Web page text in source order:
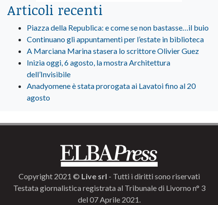
Articoli recenti
Piazza della Republica: e come se non bastasse…il buio
Continuano gli appuntamenti per l’estate in biblioteca
A Marciana Marina stasera lo scrittore Olivier Guez
Inizia oggi, 6 agosto, la mostra Architettura
dell’Invisibile
Anadyomene è stata prorogata ai Lavatoi fino al 20
agosto
Copyright 2021 © Live srl - Tutti i diritti sono riservati
Testata giornalistica registrata al Tribunale di Livorno n° 3
del 07 Aprile 2021.